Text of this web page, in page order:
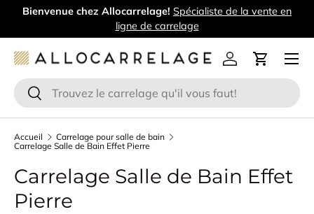
Bienvenue chez Allocarrelage! Spécialiste de la vente en
ligne de carrelage
Recherche
Rechercher
Se connecter
Panier
Menu
Accueil
Carrelage pour salle de bain
Carrelage Salle de Bain Effet Pierre
Carrelage Salle de Bain Effet
Pierre